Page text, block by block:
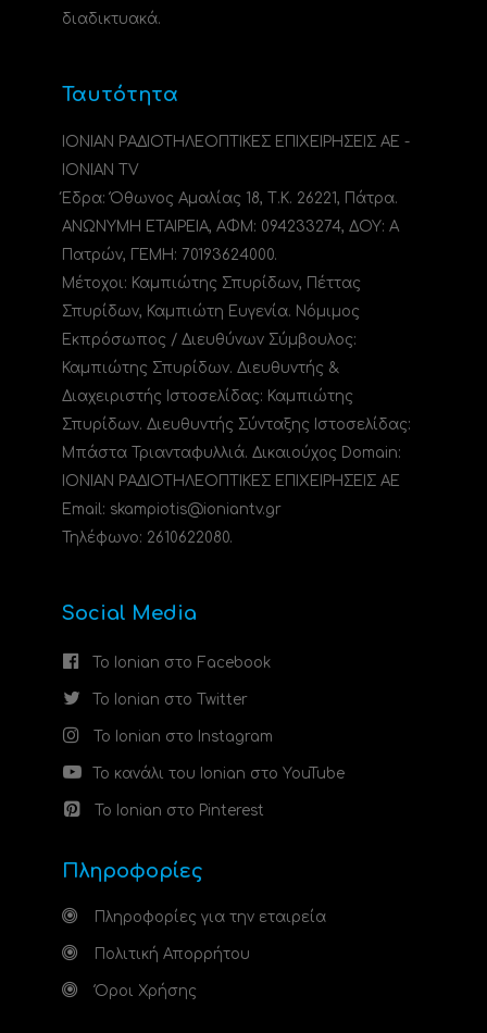
διαδικτυακά.
Ταυτότητα
ΙΟΝΙΑΝ ΡΑΔΙΟΤΗΛΕΟΠΤΙΚΕΣ ΕΠΙΧΕΙΡΗΣΕΙΣ ΑΕ -
IONIAN TV
Έδρα: Όθωνος Αμαλίας 18, Τ.Κ. 26221, Πάτρα.
ΑΝΩΝΥΜΗ ΕΤΑΙΡΕΙΑ, ΑΦΜ: 094233274, ΔΟΥ: A
Πατρών, ΓΕΜΗ: 70193624000.
Μέτοχοι: Καμπιώτης Σπυρίδων, Πέττας
Σπυρίδων, Καμπιώτη Ευγενία. Νόμιμος
Εκπρόσωπος / Διευθύνων Σύμβουλος:
Καμπιώτης Σπυρίδων. Διευθυντής &
Διαχειριστής Ιστοσελίδας: Καμπιώτης
Σπυρίδων. Διευθυντής Σύνταξης Ιστοσελίδας:
Μπάστα Τριανταφυλλιά. Δικαιούχος Domain:
ΙΟΝΙΑΝ ΡΑΔΙΟΤΗΛΕΟΠΤΙΚΕΣ ΕΠΙΧΕΙΡΗΣΕΙΣ ΑΕ
Email: skampiotis@ioniantv.gr
Τηλέφωνο: 2610622080.
Social Media
Το Ionian στο Facebook
Το Ionian στο Twitter
Το Ionian στο Instagram
Το κανάλι του Ionian στο YouTube
Το Ionian στο Pinterest
Πληροφορίες
Πληροφορίες για την εταιρεία
Πολιτική Απορρήτου
Όροι Χρήσης